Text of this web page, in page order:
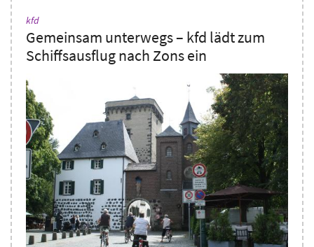
kfd:
Gemeinsam unterwegs – kfd lädt zum
Schiffsausflug nach Zons ein